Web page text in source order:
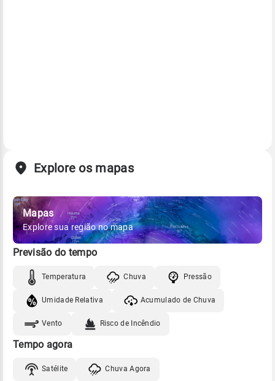
Explore os mapas
Mapas
Explore sua região no mapa
Previsão do tempo
Temperatura Chuva Pressão
Umidade Relativa Acumulado de Chuva
Vento Risco de Incêndio
Tempo agora
Satélite Chuva Agora